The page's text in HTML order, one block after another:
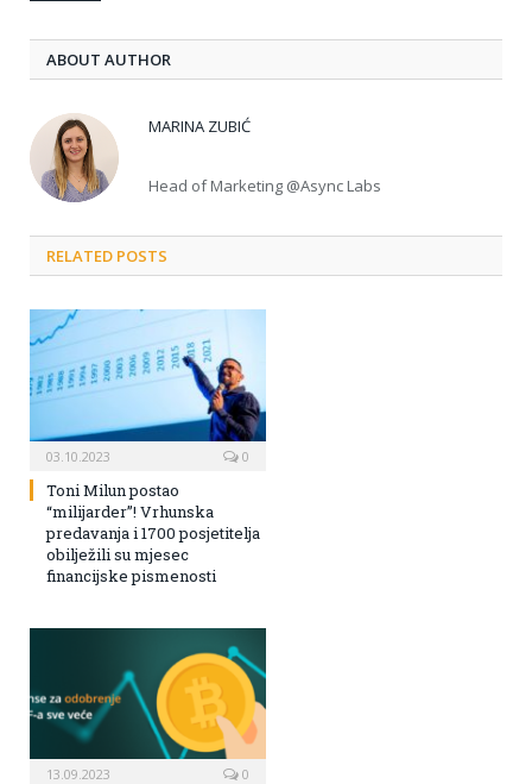
ABOUT AUTHOR
MARINA ZUBIĆ
Head of Marketing @Async Labs
RELATED POSTS
03.10.2023 0
Toni Milun postao
“milijarder”! Vrhunska
predavanja i 1700 posjetitelja
obilježili su mjesec
financijske pismenosti
13.09.2023 0